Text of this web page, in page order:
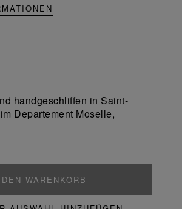
handgeschliffen in Saint-
Departement Moselle,
WARENKORB